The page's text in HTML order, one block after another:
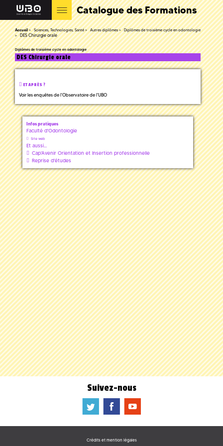
Catalogue des Formations
Accueil Sciences, Technologies, Santé Autres diplômes Diplômes de troisième cycle en odontologie
DES Chirurgie orale
Diplômes de troisième cycle en odontologie
DES Chirurgie orale
ET APRÈS ?
Voir les enquêtes de l'Observatoire de l'UBO
Infos pratiques
Faculté d'Odontologie
Site web
Et aussi...
Cap'Avenir Orientation et Insertion professionnelle
Reprise d'études
Suivez-nous
a b f
Crédits et mention légales